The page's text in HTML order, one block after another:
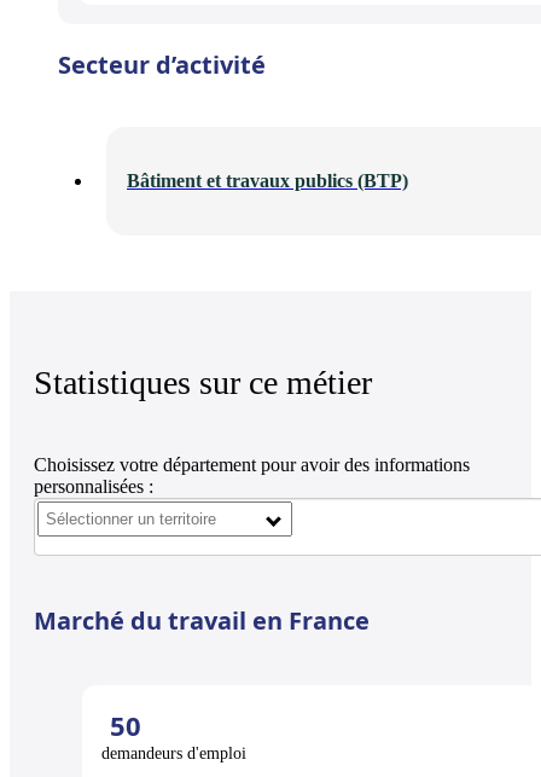
Secteur d’activité
Bâtiment et travaux publics (BTP)
Statistiques sur ce métier
Choisissez votre département pour avoir des informations
personnalisées :
Marché du travail en France
50
demandeurs d'emploi